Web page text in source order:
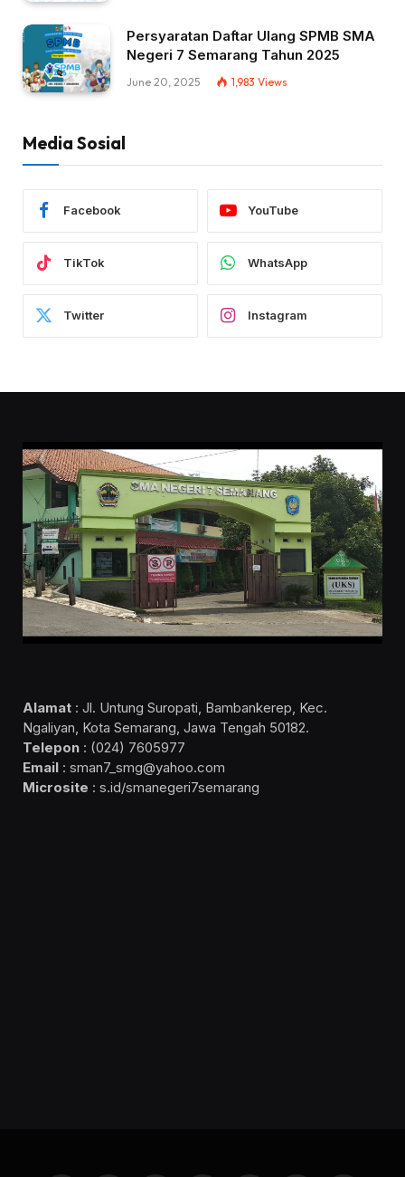
Persyaratan Daftar Ulang SPMB SMA
Negeri 7 Semarang Tahun 2025
June 20, 2025 1,983 Views
Media Sosial
Facebook YouTube
TikTok WhatsApp
Twitter Instagram
Alamat : Jl. Untung Suropati, Bambankerep, Kec.
Ngaliyan, Kota Semarang, Jawa Tengah 50182.
Telepon : (024) 7605977
Email : sman7_smg@yahoo.com
Microsite : s.id/smanegeri7semarang